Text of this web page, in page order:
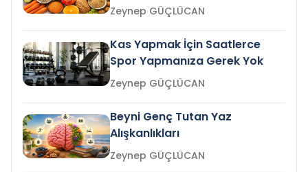
Zeynep GÜÇLÜCAN
Kas Yapmak İçin Saatlerce
Spor Yapmanıza Gerek Yok
Zeynep GÜÇLÜCAN
Beyni Genç Tutan Yaz
Alışkanlıkları
Zeynep GÜÇLÜCAN